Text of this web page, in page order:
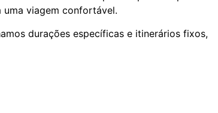
uma viagem confortável.
durações específicas e itinerários fixos,